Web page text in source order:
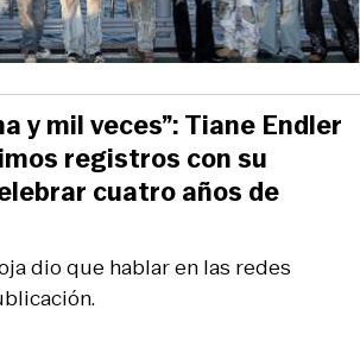
dio que hablar en las redes
y mil veces”: Tiane Endler
registros con su
cuatro años de